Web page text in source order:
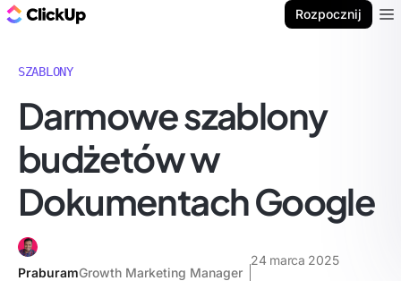
Rozpocznij
SZABLONY
Darmowe szablony
budżetów w
Dokumentach Google
PraburamGrowth Marketing Manager
24 marca 2025